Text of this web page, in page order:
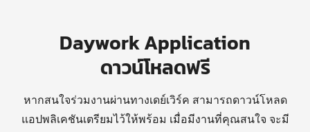
Daywork Application
ดาวน์โหลดฟรี
หากสนใจร่วมงานผ่านทางเดย์เวิร์ค สามารถดาวน์โหลด
แอปพลิเคชันเตรียมไว้ให้พร้อม เมื่อมีงานที่คุณสนใจ จะมี